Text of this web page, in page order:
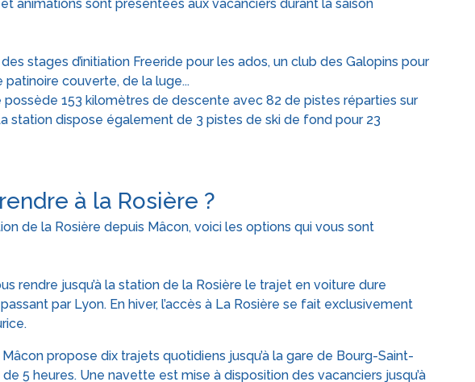
animations sont présentées aux vacanciers durant la saison
stages d’initiation Freeride pour les ados, un club des Galopins pour
patinoire couverte, de la luge...
possède 153 kilomètres de descente avec 82 de pistes réparties sur
station dispose également de 3 pistes de ski de fond pour 23
à la Rosière ?
de la Rosière depuis Mâcon, voici les options qui vous sont
rendre jusqu’à la station de la Rosière le trajet en voiture dure
par Lyon. En hiver, l’accès à La Rosière se fait exclusivement
propose dix trajets quotidiens jusqu’à la gare de Bourg-Saint-
de 5 heures. Une navette est mise à disposition des vacanciers jusqu’à